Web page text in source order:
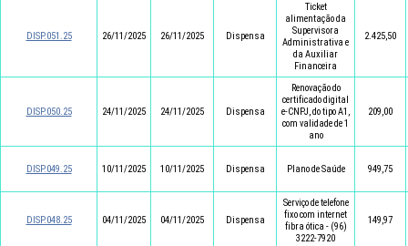
DISP.051.25 26/11/2025 26/11/2025 Dispensa
Ticket
alimentação da
Supervisora
Administrativa e
da Auxiliar
Financeira
2.425,50
DISP.050.25 24/11/2025 24/11/2025 Dispensa
Renovação do
certificado digital
e-CNPJ, do tipo A1,
com validade de 1
ano
209,00
DISP.049.25 10/11/2025 10/11/2025 Dispensa Plano de Saúde 949,75
DISP.048.25 04/11/2025 04/11/2025 Dispensa
Serviço de telefone
fixo com internet
fibra ótica - (96)
3222-7920
149,97